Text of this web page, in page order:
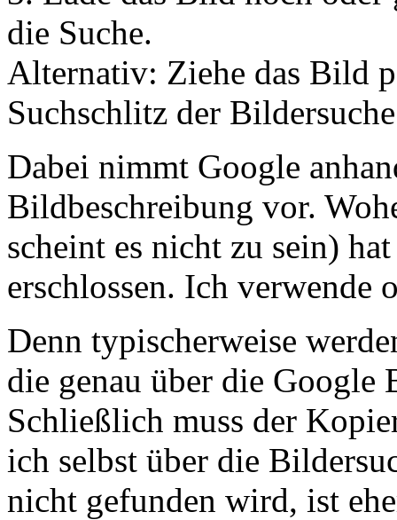
die Suche.
Alternativ: Ziehe das Bild
Suchschlitz der
Dabei nimmt Google
Bildbeschreibung vor.
scheint es nicht zu sein)
erschlossen. Ich verwende
Denn typischerweise
die genau über die Google
Schließlich muss der
ich selbst über die
nicht gefunden wird, ist